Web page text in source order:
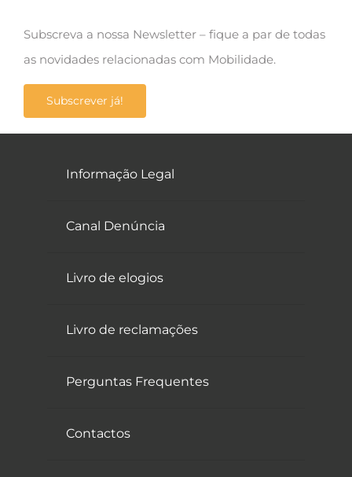
Subscreva a nossa Newsletter – fique a par de todas
as novidades relacionadas com Mobilidade.
Subscrever já!
Informação Legal
Canal Denúncia
Livro de elogios
Livro de reclamações
Perguntas Frequentes
Contactos